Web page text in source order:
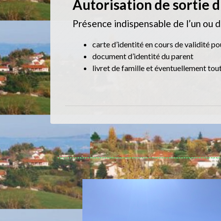
Autorisation de sortie
Présence indispensable de l’un ou
carte d’identité en cours de validité
document d’identité du parent
livret de famille et éventuellement